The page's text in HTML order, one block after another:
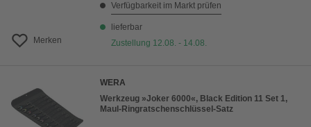
Merken
Verfügbarkeit im Markt prüfen
lieferbar
Zustellung 12.08. - 14.08.
WERA
Werkzeug »Joker 6000«, Black Edition 11 Set 1,
Maul-Ringratschenschlüssel-Satz